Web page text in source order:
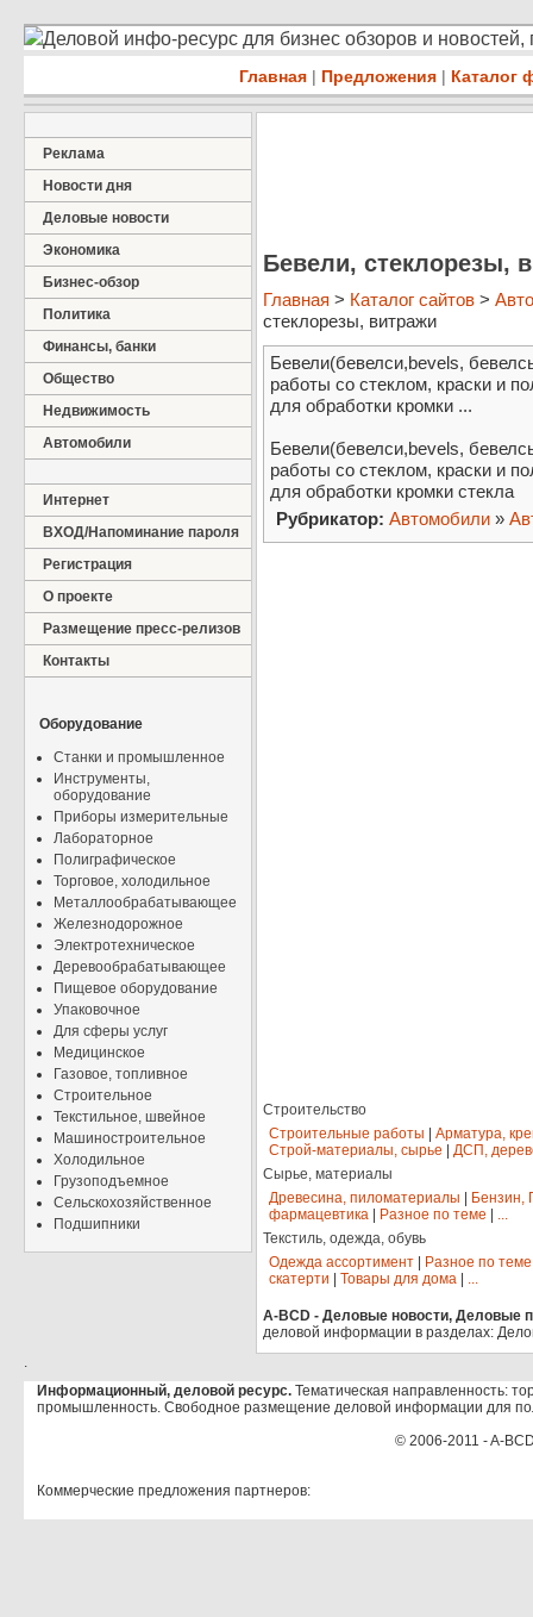
Деловой инфо-ресурс для бизнес обзоров и
Главная | Предложения | Каталог
Реклама
Новости дня
Деловые новости
Экономика
Бизнес-обзор
Политика
Финансы, банки
Общество
Недвижимость
Автомобили
Интернет
ВХОД/Напоминание пароля
Регистрация
О проекте
Размещение пресс-релизов
Контакты
Оборудование
Станки и промышленное
Инструменты,
оборудование
Приборы измерительные
Лабораторное
Полиграфическое
Торговое, холодильное
Металлообрабатывающее
Железнодорожное
Электротехническое
Деревообрабатывающее
Пищевое оборудование
Упаковочное
Для сферы услуг
Медицинское
Газовое, топливное
Строительное
Текстильное, швейное
Машиностроительное
Холодильное
Грузоподъемное
Сельскохозяйственное
Подшипники
Бевели, стеклорезы,
Главная > Каталог сайтов >
стеклорезы, витражи
Бевели(бевелси,bevels,
работы со стеклом, краски и
для обработки кромки ...
Бевели(бевелси,bevels,
работы со стеклом, краски и
для обработки кромки стекла
Рубрикатор: Автомобили »
Строительство
Строительные работы
Арматура,
Строй-материалы, сырье
ДСП,
Сырье, материалы
Древесина, пиломатериалы
Бензин,
фармацевтика
Разное по теме
...
Текстиль, одежда, обувь
Одежда ассортимент
Разное по теме
скатерти
Товары для дома ...
A-BCD - Деловые новости, Деловые
деловой информации в разделах:
.
Информационный, деловой ресурс. Тематическая направленность:
промышленность. Свободное размещение деловой информации для
© 2006-2011 - A-
Коммерческие предложения партнеров: